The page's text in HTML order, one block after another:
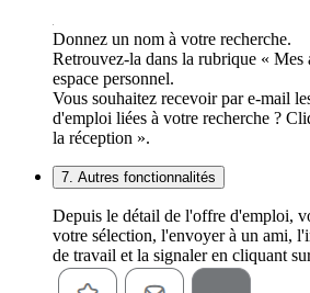
Donnez un nom à votre recherche.
Retrouvez-la dans la rubrique « Mes
espace personnel.
Vous souhaitez recevoir par e-mail
d'emploi liées à votre recherche ?
la réception ».
7. Autres fonctionnalités
Depuis le détail de l'offre d'emploi,
votre sélection, l'envoyer à un ami,
de travail et la signaler en cliquant